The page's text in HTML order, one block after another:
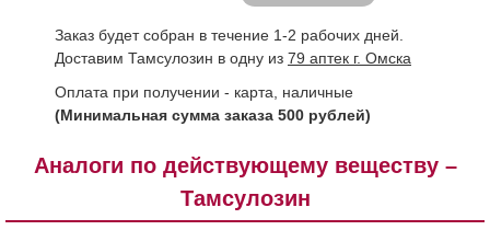
Заказ будет собран в течение 1-2 рабочих дней.
Доставим Тамсулозин в одну из 79 аптек г. Омска
Оплата при получении - карта, наличные
(Минимальная сумма заказа 500 рублей)
Аналоги по действующему веществу –
Тамсулозин